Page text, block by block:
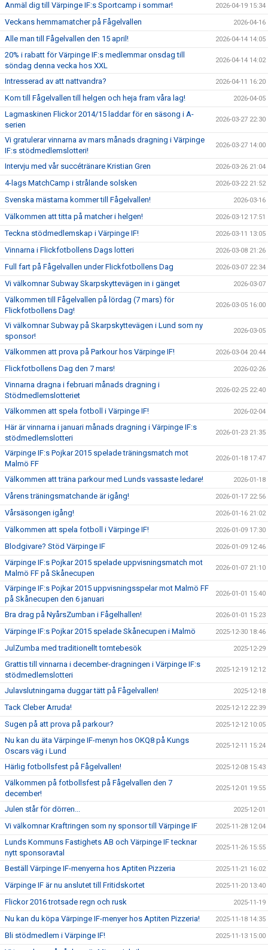
Anmäl dig till Värpinge IF:s Sportcamp i sommar! 2026-04-19 15:34
Veckans hemmamatcher på Fågelvallen 2026-04-16
Alle man till Fågelvallen den 15 april! 2026-04-14 14:05
20% i rabatt för Värpinge IF:s medlemmar onsdag till
söndag denna vecka hos XXL
2026-04-14 14:02
Intresserad av att nattvandra? 2026-04-11 16:20
Kom till Fågelvallen till helgen och heja fram våra lag! 2026-04-05
Lagmaskinen Flickor 2014/15 laddar för en säsong i A-
serien
2026-03-27 22:30
Vi gratulerar vinnarna av mars månads dragning i Värpinge
IF:s stödmedlemslotteri!
2026-03-27 14:00
Intervju med vår succétränare Kristian Gren 2026-03-26 21:04
4-lags MatchCamp i strålande solsken 2026-03-22 21:52
Svenska mästarna kommer till Fågelvallen! 2026-03-16
Välkommen att titta på matcher i helgen! 2026-03-12 17:51
Teckna stödmedlemskap i Värpinge IF! 2026-03-11 13:05
Vinnarna i Flickfotbollens Dags lotteri 2026-03-08 21:26
Full fart på Fågelvallen under Flickfotbollens Dag 2026-03-07 22:34
Vi välkomnar Subway Skarpskyttevägen in i gänget 2026-03-07
Välkommen till Fågelvallen på lördag (7 mars) för
Flickfotbollens Dag!
2026-03-05 16:00
Vi välkomnar Subway på Skarpskyttevägen i Lund som ny
sponsor!
2026-03-05
Välkommen att prova på Parkour hos Värpinge IF! 2026-03-04 20:44
Flickfotbollens Dag den 7 mars! 2026-02-26
Vinnarna dragna i februari månads dragning i
Stödmedlemslotteriet
2026-02-25 22:40
Välkommen att spela fotboll i Värpinge IF! 2026-02-04
Här är vinnarna i januari månads dragning i Värpinge IF:s
stödmedlemslotteri
2026-01-23 21:35
Värpinge IF:s Pojkar 2015 spelade träningsmatch mot
Malmö FF
2026-01-18 17:47
Välkommen att träna parkour med Lunds vassaste ledare! 2026-01-18
Vårens träningsmatchande är igång! 2026-01-17 22:56
Vårsäsongen igång! 2026-01-16 21:02
Välkommen att spela fotboll i Värpinge IF! 2026-01-09 17:30
Blodgivare? Stöd Värpinge IF 2026-01-09 12:46
Värpinge IF:s Pojkar 2015 spelade uppvisningsmatch mot
Malmö FF på Skånecupen
2026-01-07 21:10
Värpinge IF:s Pojkar 2015 uppvisningsspelar mot Malmö FF
på Skånecupen den 6 januari
2026-01-01 15:40
Bra drag på NyårsZumban i Fågelhallen! 2026-01-01 15:23
Värpinge IF:s Pojkar 2015 spelade Skånecupen i Malmö 2025-12-30 18:46
JulZumba med traditionellt tomtebesök 2025-12-29
Grattis till vinnarna i december-dragningen i Värpinge IF:s
stödmedlemslotteri
2025-12-19 12:12
Julavslutningarna duggar tätt på Fågelvallen! 2025-12-18
Tack Cleber Arruda! 2025-12-12 22:39
Sugen på att prova på parkour? 2025-12-12 10:05
Nu kan du äta Värpinge IF-menyn hos OKQ8 på Kungs
Oscars väg i Lund
2025-12-11 15:24
Härlig fotbollsfest på Fågelvallen! 2025-12-08 15:43
Välkommen på fotbollsfest på Fågelvallen den 7
december!
2025-12-01 19:55
Julen står för dörren... 2025-12-01
Vi välkomnar Kraftringen som ny sponsor till Värpinge IF 2025-11-28 12:04
Lunds Kommuns Fastighets AB och Värpinge IF tecknar
nytt sponsoravtal
2025-11-26 15:55
Beställ Värpinge IF-menyerna hos Aptiten Pizzeria 2025-11-21 16:02
Värpinge IF är nu anslutet till Fritidskortet 2025-11-20 13:40
Flickor 2016 trotsade regn och rusk 2025-11-19
Nu kan du köpa Värpinge IF-menyer hos Aptiten Pizzeria! 2025-11-18 14:35
Bli stödmedlem i Värpinge IF! 2025-11-13 15:00